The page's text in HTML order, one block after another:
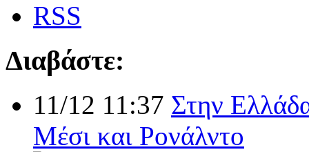
RSS
Διαβάστε:
11/12 11:37 Στην
Μέσι και Ρονάλντο